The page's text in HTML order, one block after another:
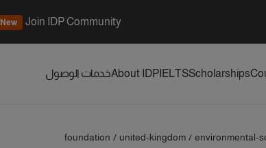
Join IDP Community
New
Scholarships
IELTS
About IDPخدمات الوصول
environmental-
/
united-kingdom
/
foundation